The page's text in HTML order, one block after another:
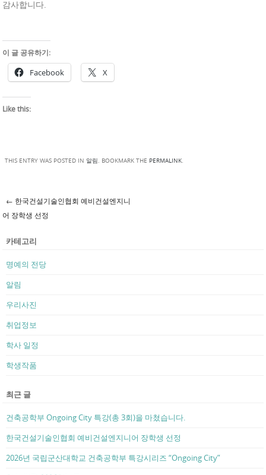
감사합니다.
이 글 공유하기:
Facebook X
Like this:
THIS ENTRY WAS POSTED IN 알림. BOOKMARK THE PERMALINK.
Post navigation
← 한국건설기술인협회 예비건설엔지니
어 장학생 선정
카테고리
명예의 전당
알림
우리사진
취업정보
학사 일정
학생작품
최근 글
건축공학부 Ongoing City 특강(총 3회)을 마쳤습니다.
한국건설기술인협회 예비건설엔지니어 장학생 선정
2026년 국립군산대학교 건축공학부 특강시리즈 “Ongoing City”